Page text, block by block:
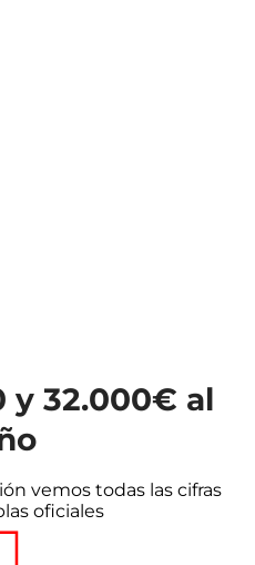
y 32.000€ al
vemos todas las cifras
oficiales